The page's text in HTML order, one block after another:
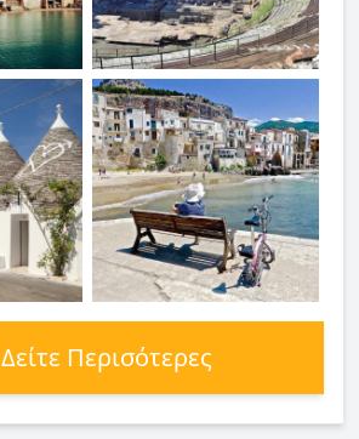
Δείτε Περισότερες